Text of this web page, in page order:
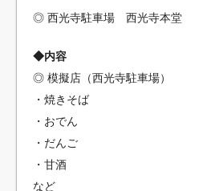
◎ 西光寺駐車場 西光寺本堂
◆内容
◎ 模擬店（西光寺駐車場）
・焼きそば
・おでん
・だんご
・甘酒
など